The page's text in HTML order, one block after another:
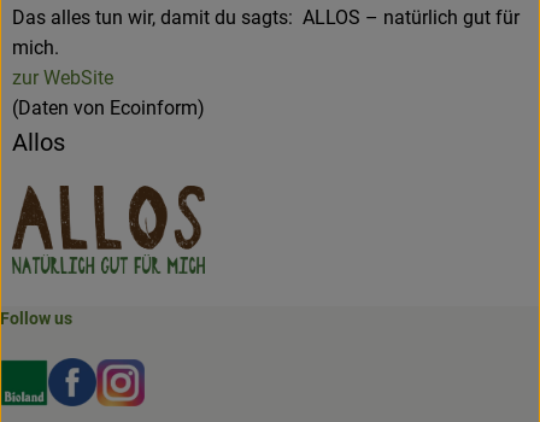
Das alles tun wir, damit du sagts: ALLOS – natürlich gut für
mich.
zur WebSite
(Daten von Ecoinform)
Allos
Follow us
Externer Link zu https://www.bioland.de/verbraucher
Externer Link zu https://www.facebook.com/
Externer Link zu https://www.instagram.com/